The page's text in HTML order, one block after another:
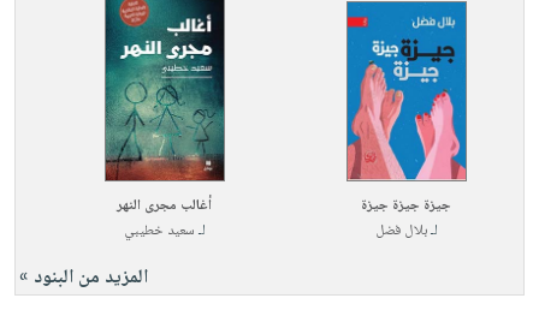
جيزة جيزة جيزة
لـبلال فضل
أغالب مجرى النهر
لـسعيد خطيبي
المزيد من البنود »